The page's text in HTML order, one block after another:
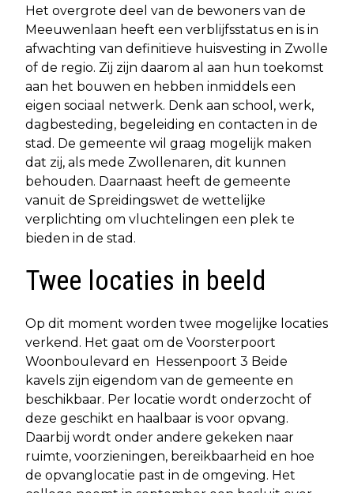
Het overgrote deel van de bewoners van de
Meeuwenlaan heeft een verblijfsstatus en is in
afwachting van definitieve huisvesting in Zwolle
of de regio. Zij zijn daarom al aan hun toekomst
aan het bouwen en hebben inmiddels een
eigen sociaal netwerk. Denk aan school, werk,
dagbesteding, begeleiding en contacten in de
stad. De gemeente wil graag mogelijk maken
dat zij, als mede Zwollenaren, dit kunnen
behouden. Daarnaast heeft de gemeente
vanuit de Spreidingswet de wettelijke
verplichting om vluchtelingen een plek te
bieden in de stad.
Twee locaties in beeld
Op dit moment worden twee mogelijke locaties
verkend. Het gaat om de Voorsterpoort
Woonboulevard en Hessenpoort 3 Beide
kavels zijn eigendom van de gemeente en
beschikbaar. Per locatie wordt onderzocht of
deze geschikt en haalbaar is voor opvang.
Daarbij wordt onder andere gekeken naar
ruimte, voorzieningen, bereikbaarheid en hoe
de opvanglocatie past in de omgeving. Het